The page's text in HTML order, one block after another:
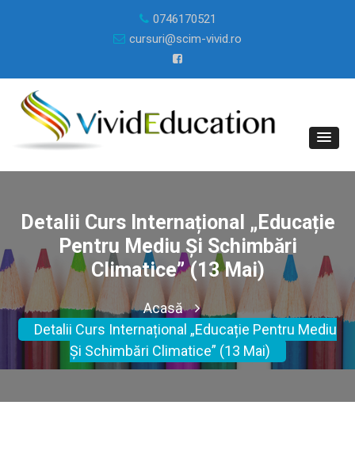
0746170521
cursuri@scim-vivid.ro
Detalii Curs Internațional „Educație
Pentru Mediu Și Schimbări
Climatice” (13 Mai)
Acasă
Detalii Curs Internațional „Educație Pentru Mediu
Și Schimbări Climatice” (13 Mai)